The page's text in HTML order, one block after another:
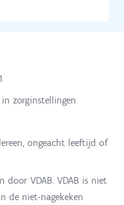
zorginstellingen
ongeacht leeftijd of
door VDAB. VDAB is niet
de niet-nagekeken